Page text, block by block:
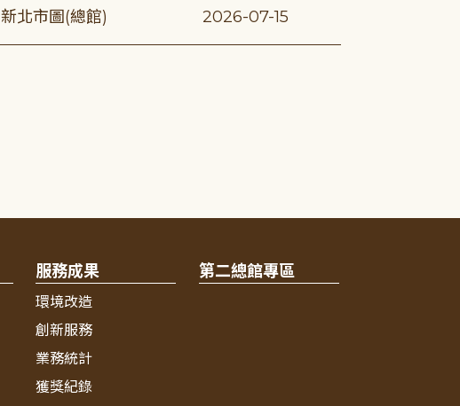
新北市圖(總館) 2026-07-15
服務成果
環境改造
創新服務
業務統計
獲獎紀錄
第二總館專區